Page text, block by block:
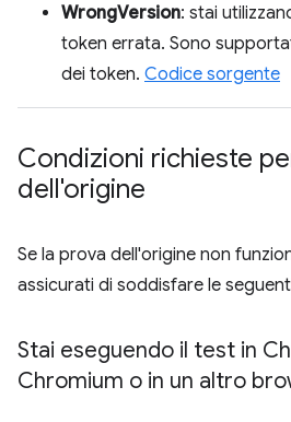
WrongVersion: stai
token errata. Sono
dei token. Codice sorgente
Condizioni richieste
dell'origine
Se la prova dell'origine non
assicurati di soddisfare le
Stai eseguendo il test in
Chromium o in un altro